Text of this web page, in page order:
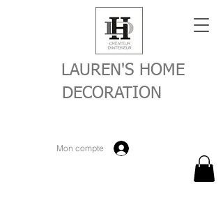
LAUREN'S HOME
DECORATION
Mon compte